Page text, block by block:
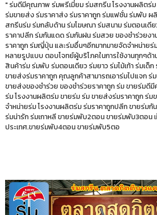
" ร่มดีมีคุณภาพ ร่มพรีเมี่ยม ร่มสกรีน โรงงานผลิตร่
ร่มขายส่ง ร่มราคาส่ง ร่มราคาถูก ร่มแฟชั่น ร่มพับ ผ
สกรีนร่ม ร่มกลับด้าน ร่มโฆษณา ร่มสนาม ร่มตอนเดีย
ราคาปลีก ร่มกันแดด ร่มกันฝน ร่มสวย ของชำร่วยง
ราคาถูก ร่มญี่ปุ่น และร่มอื่นๆอีกมากมายจัดจำหน่ายร่
หลายรูปแบบ ตอบโจทย์ผู้บริโภคในการใช้งานทุกๆด้
สินค้าร่ม ร่มพับ ร่มตอนเดียว ร่มยาว ร่มไม้เท้า ร่มเด็
ขายส่งร่มราคาถูก คุณลูกค้าสามารถเอาร่มไปแจก ร่ม
ขายส่งของชำร่วย ของชำร่วยราคาถูก ร่ม ขายร่มดี
ร่ม โรงงานผลิตร่ม ขายร่ม ร่ม ขายส่งร่มราคาถูก ร่
จำหน่ายร่ม โรงงานผลิตร่ม ร่มราคาถูกปลีก ขายร่ม
ร่มน่ารัก ร่มเกาหลี ขายร่มพับ2ตอน ขายร่มพับ3ตอน
ประเทศ.ขายร่มพับ4ตอน ขายร่มพับ5ตอ